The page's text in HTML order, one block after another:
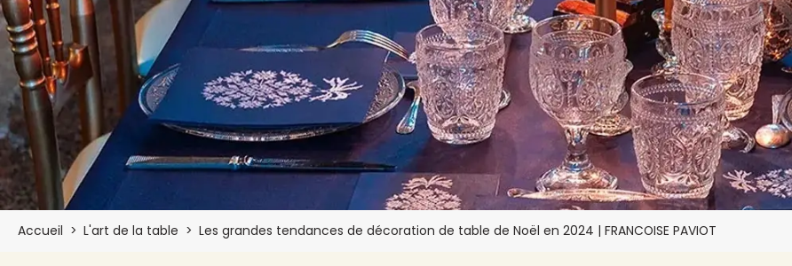
Accueil > L'art de la table > Les grandes tendances de décoration de table de Noël en 2024 | FRANCOISE PAVIOT